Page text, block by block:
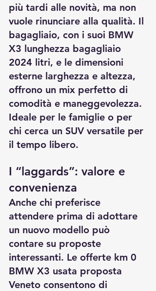
più tardi alle novità, ma non
vuole rinunciare alla qualità. Il
bagagliaio, con i suoi BMW
X3 lunghezza bagagliaio
2024 litri, e le dimensioni
esterne larghezza e altezza,
offrono un mix perfetto di
comodità e maneggevolezza.
Ideale per le famiglie o per
chi cerca un SUV versatile per
il tempo libero.
I “laggards”: valore e
convenienza
Anche chi preferisce
attendere prima di adottare
un nuovo modello può
contare su proposte
interessanti. Le offerte km 0
BMW X3 usata proposta
Veneto consentono di